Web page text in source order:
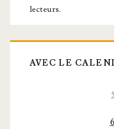
lecteurs.
AVEC LE